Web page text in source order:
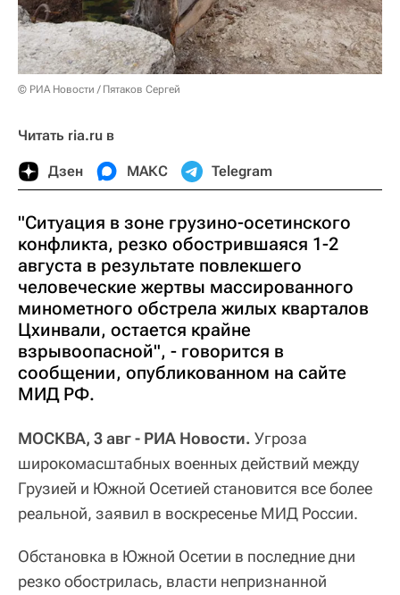
© РИА Новости / Пятаков Сергей
Читать ria.ru в
Дзен МАКС Telegram
"Ситуация в зоне грузино-осетинского
конфликта, резко обострившаяся 1-2
августа в результате повлекшего
человеческие жертвы массированного
минометного обстрела жилых кварталов
Цхинвали, остается крайне
взрывоопасной", - говорится в
сообщении, опубликованном на сайте
МИД РФ.
МОСКВА, 3 авг - РИА Новости. Угроза
широкомасштабных военных действий между
Грузией и Южной Осетией становится все более
реальной, заявил в воскресенье МИД России.
Обстановка в Южной Осетии в последние дни
резко обострилась, власти непризнанной